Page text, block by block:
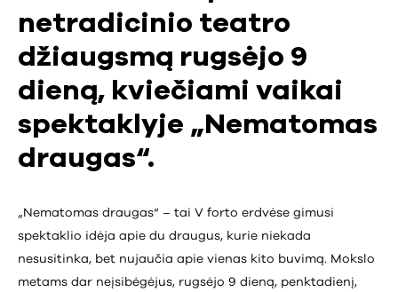
netradicinio teatro
džiaugsmą rugsėjo 9
dieną, kviečiami vaikai
spektaklyje „Nematomas
draugas“.
„Nematomas draugas“ – tai V forto erdvėse gimusi
spektaklio idėja apie du draugus, kurie niekada
nesusitinka, bet nujaučia apie vienas kito buvimą. Mokslo
metams dar neįsibėgėjus, rugsėjo 9 dieną, penktadienį,